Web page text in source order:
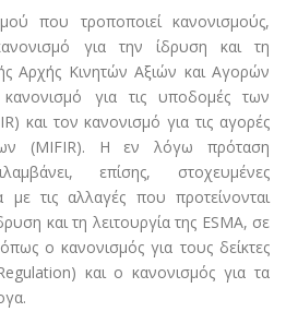
που τροποποιεί κανονισμούς,
για την ίδρυση και τη
Αρχής Κινητών Αξιών και Αγορών
για τις υποδομές των
και τον κανονισμό για τις αγορές
(MIFIR). Η εν λόγω πρόταση
επίσης, στοχευμένες
τις αλλαγές που προτείνονται
και τη λειτουργία της ESMA, σε
ο κανονισμός για τους δείκτες
και ο κανονισμός για τα